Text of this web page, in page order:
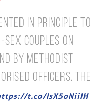
in principle to
sex couples on
by Methodist
officers. The
t.co/IsX5oNiiIH